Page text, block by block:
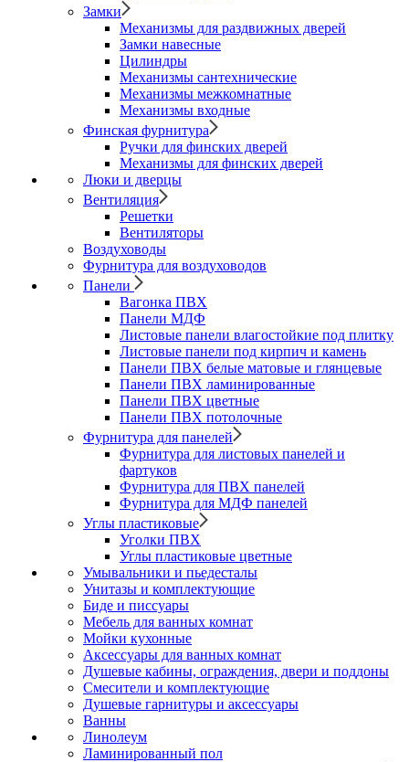
Замки
Механизмы для раздвижных дверей
Замки навесные
Цилиндры
Механизмы сантехнические
Механизмы межкомнатные
Механизмы входные
Финская фурнитура
Ручки для финских дверей
Механизмы для финских дверей
Люки и дверцы
Вентиляция
Решетки
Вентиляторы
Воздуховоды
Фурнитура для воздуховодов
Панели
Вагонка ПВХ
Панели МДФ
Листовые панели влагостойкие под плитку
Листовые панели под кирпич и камень
Панели ПВХ белые матовые и глянцевые
Панели ПВХ ламинированные
Панели ПВХ цветные
Панели ПВХ потолочные
Фурнитура для панелей
Фурнитура для листовых панелей и
фартуков
Фурнитура для ПВХ панелей
Фурнитура для МДФ панелей
Углы пластиковые
Уголки ПВХ
Углы пластиковые цветные
Умывальники и пьедесталы
Унитазы и комплектующие
Биде и писсуары
Мебель для ванных комнат
Мойки кухонные
Аксессуары для ванных комнат
Душевые кабины, ограждения, двери и поддоны
Смесители и комплектующие
Душевые гарнитуры и аксессуары
Ванны
Линолеум
Ламинированный пол